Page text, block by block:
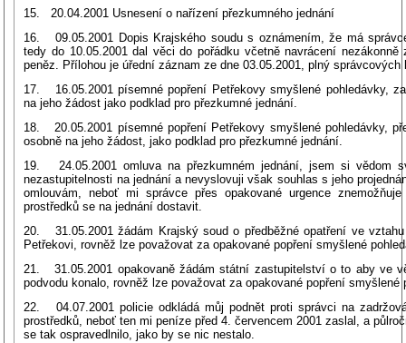
15. 20.04.2001 Usnesení o nařízení přezkumného jednání
16. 09.05.2001 Dopis Krajského soudu s oznámením, že má
tedy do 10.05.2001 dal věci do pořádku včetně navrácení nezákonně
peněz. Přílohou je úřední záznam ze dne 03.05.2001, plný správcových
17. 16.05.2001 písemné popření Petřekovy smyšlené pohledávky,
na jeho žádost jako podklad pro přezkumné jednání.
18. 20.05.2001 písemné popření Petřekovy smyšlené pohledávky,
osobně na jeho žádost, jako podklad pro přezkumné jednání.
19. 24.05.2001 omluva na přezkumném jednání, jsem si vědom
nezastupitelnosti na jednání a nevyslovuji však souhlas s jeho
omlouvám, neboť mi správce přes opakované urgence znemožňuje
prostředků se na jednání dostavit.
20. 31.05.2001 žádám Krajský soud o předběžné opatření ve
Petřekovi, rovněž lze považovat za opakované popření smyšlené
21. 31.05.2001 opakovaně žádám státní zastupitelství o to aby ve
podvodu konalo, rovněž lze považovat za opakované popření smyšlené
22. 04.07.2001 policie odkládá můj podnět proti správci na
prostředků, neboť ten mi peníze před 4. červencem 2001 zaslal, a
se tak ospravedlnilo, jako by se nic nestalo.